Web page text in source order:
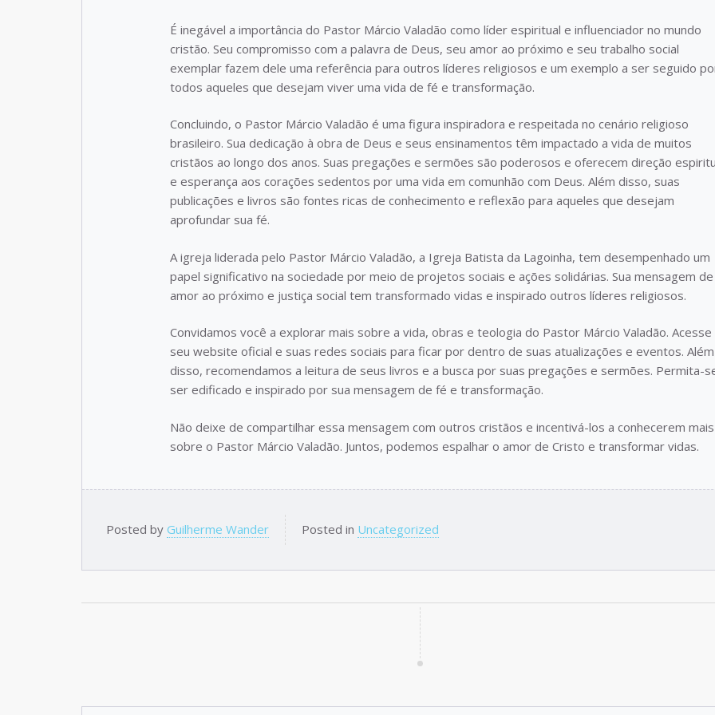
É inegável a importância do Pastor Márcio Valadão como líder espiritual e influenciador no mundo
cristão. Seu compromisso com a palavra de Deus, seu amor ao próximo e seu trabalho social
exemplar fazem dele uma referência para outros líderes religiosos e um exemplo a ser seguido
todos aqueles que desejam viver uma vida de fé e transformação.
Concluindo, o Pastor Márcio Valadão é uma figura inspiradora e respeitada no cenário religioso
brasileiro. Sua dedicação à obra de Deus e seus ensinamentos têm impactado a vida de muitos
cristãos ao longo dos anos. Suas pregações e sermões são poderosos e oferecem direção
e esperança aos corações sedentos por uma vida em comunhão com Deus. Além disso, suas
publicações e livros são fontes ricas de conhecimento e reflexão para aqueles que desejam
aprofundar sua fé.
A igreja liderada pelo Pastor Márcio Valadão, a Igreja Batista da Lagoinha, tem desempenhado um
papel significativo na sociedade por meio de projetos sociais e ações solidárias. Sua mensagem de
amor ao próximo e justiça social tem transformado vidas e inspirado outros líderes religiosos.
Convidamos você a explorar mais sobre a vida, obras e teologia do Pastor Márcio Valadão. Acesse
seu website oficial e suas redes sociais para ficar por dentro de suas atualizações e eventos. Além
disso, recomendamos a leitura de seus livros e a busca por suas pregações e sermões. Permita-
ser edificado e inspirado por sua mensagem de fé e transformação.
Não deixe de compartilhar essa mensagem com outros cristãos e incentivá-los a conhecerem mais
sobre o Pastor Márcio Valadão. Juntos, podemos espalhar o amor de Cristo e transformar vidas.
Posted by Guilherme Wander Posted in Uncategorized